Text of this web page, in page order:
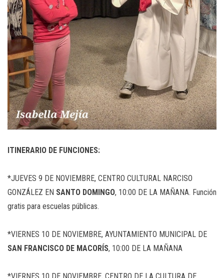
ITINERARIO DE FUNCIONES:
*JUEVES 9 DE NOVIEMBRE, CENTRO CULTURAL NARCISO
GONZÁLEZ EN SANTO DOMINGO, 10:00 DE LA MAÑANA. Función
gratis para escuelas públicas.
*VIERNES 10 DE NOVIEMBRE, AYUNTAMIENTO MUNICIPAL DE
SAN FRANCISCO DE MACORÍS, 10:00 DE LA MAÑANA